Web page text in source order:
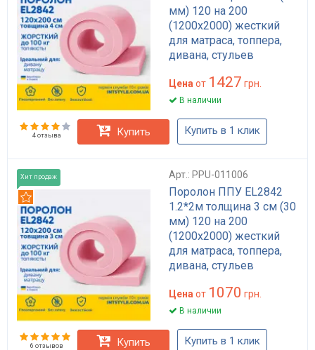
мм) 120 на 200
(1200х2000) жесткий
для матраса, топпера,
дивана, стульев
Цена от 1427 грн.
В наличии
4 отзыва Купить Купить в 1 клик
Хит продаж Арт.: PPU-011006
Поролон ППУ EL2842
1.2*2м толщина 3 см (30
мм) 120 на 200
(1200х2000) жесткий
для матраса, топпера,
дивана, стульев
Цена от 1070 грн.
В наличии
6 отзывов Купить Купить в 1 клик